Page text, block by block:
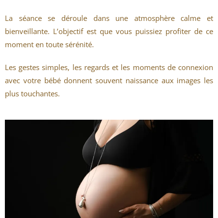
La séance se déroule dans une atmosphère calme et
bienveillante. L’objectif est que vous puissiez profiter de ce
moment en toute sérénité.
Les gestes simples, les regards et les moments de connexion
avec votre bébé donnent souvent naissance aux images les
plus touchantes.